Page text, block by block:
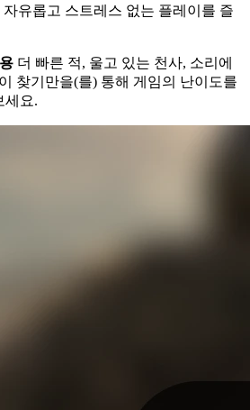
유롭고 스트레스 없는 플레이를 즐
더 빠른 적, 울고 있는 천사, 소리에
찾기만을(를) 통해 게임의 난이도를
세요.